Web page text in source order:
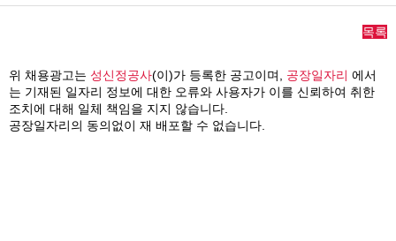
목록
위 채용광고는 성신정공사(이)가 등록한 공고이며, 공장일자리 에서
는 기재된 일자리 정보에 대한 오류와 사용자가 이를 신뢰하여 취한
조치에 대해 일체 책임을 지지 않습니다.
공장일자리의 동의없이 재 배포할 수 없습니다.